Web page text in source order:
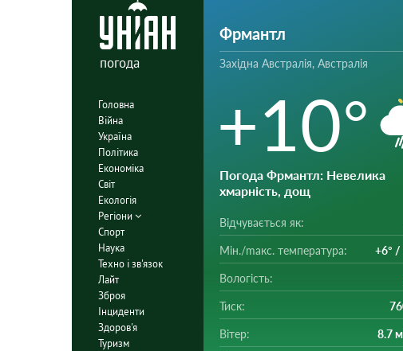
погода
Головна
Війна
Україна
Політика
Економіка
Світ
Екологія
Регіони
Спорт
Наука
Техно і зв'язок
Лайт
Зброя
Інциденти
Здоров'я
Туризм
Фрмантл
Західна Австралія, Австралія
+10°
Погода Фрмантл: Невелика
хмарність, дощ
Відчувається як:
Мін./mакс. температура: +6° /
Вологість:
Тиск:
Вітер: 8.7